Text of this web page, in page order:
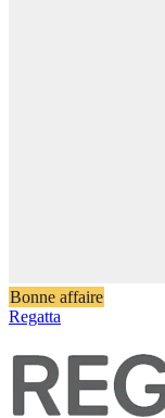
Bonne affaire
Regatta